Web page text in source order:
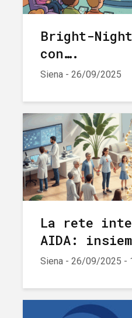
Bright-
con….
Siena - 26/09/2025
La rete
AIDA:
Siena - 26/09/2025 -